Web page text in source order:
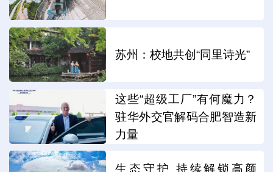
苏州：校地共创“同里诗光”
这些“超级工厂”有何魔力？
驻华外交官解码合肥智造新
力量
生态守护 持续解锁高颜